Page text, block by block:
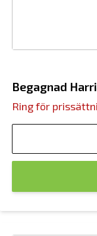
Begagnad
Ring för